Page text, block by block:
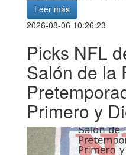
Leer más
2026-08-06 10:26:23
Picks NFL
Salón de la
Primero y